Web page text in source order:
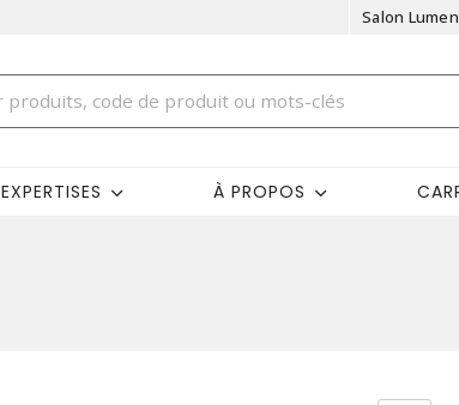
Salon Lumen
EXPERTISES À PROPOS